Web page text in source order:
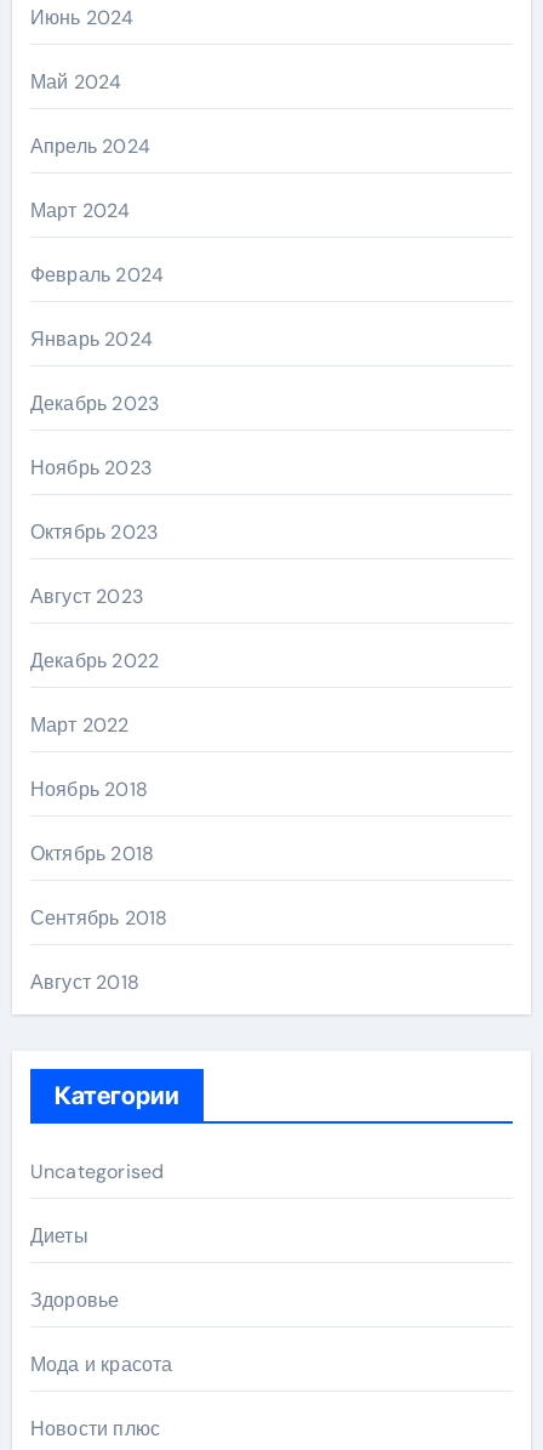
Июнь 2024
Май 2024
Апрель 2024
Март 2024
Февраль 2024
Январь 2024
Декабрь 2023
Ноябрь 2023
Октябрь 2023
Август 2023
Декабрь 2022
Март 2022
Ноябрь 2018
Октябрь 2018
Сентябрь 2018
Август 2018
Категории
Uncategorised
Диеты
Здоровье
Мода и красота
Новости плюс